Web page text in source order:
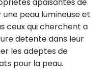
apaisantes de
peau lumineuse et
ceux qui cherchent a
detente dans leur
les adeptes de
pour la peau.